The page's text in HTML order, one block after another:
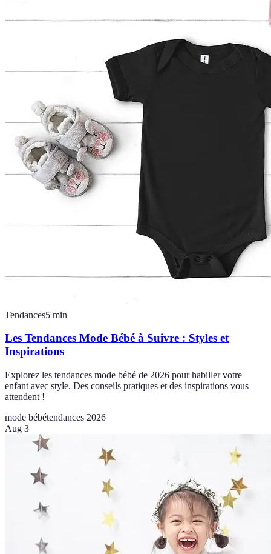
Tendances5 min
Les Tendances Mode Bébé à Suivre : Styles et
Inspirations
Explorez les tendances mode bébé de 2026 pour habiller votre
enfant avec style. Des conseils pratiques et des inspirations vous
attendent !
mode bébétendances 2026
Aug 3